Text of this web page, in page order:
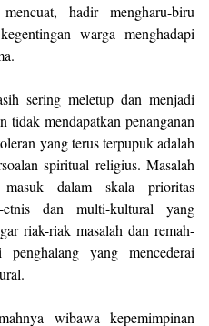
hadir mengharu-biru
warga menghadapi
sering meletup dan menjadi
tidak mendapatkan penanganan
yang terus terpupuk adalah
spiritual religius. Masalah
dalam skala prioritas
dan multi-kultural yang
riak-riak masalah dan remah-
yang mencederai
wibawa kepemimpinan